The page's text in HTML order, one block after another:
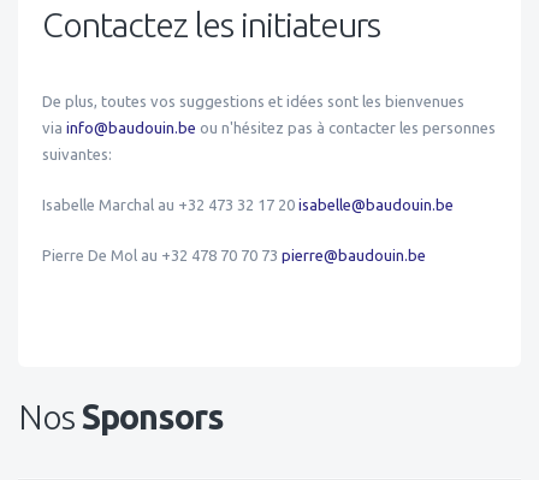
Contactez les initiateurs
De plus, toutes vos suggestions et idées sont les bienvenues
via info@baudouin.be ou n'hésitez pas à contacter les personnes
suivantes:
Isabelle Marchal au +32 473 32 17 20 isabelle@baudouin.be
Pierre De Mol au +32 478 70 70 73 pierre@baudouin.be
Nos Sponsors